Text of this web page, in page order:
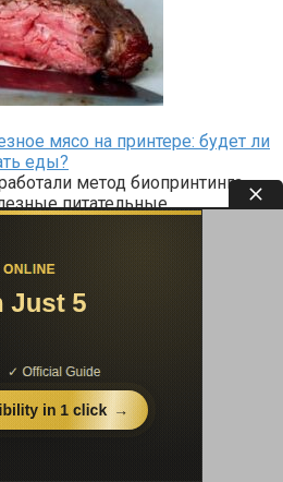
мясо на принтере: будет ли
еды?
метод биопринтинга
питательные
Донского